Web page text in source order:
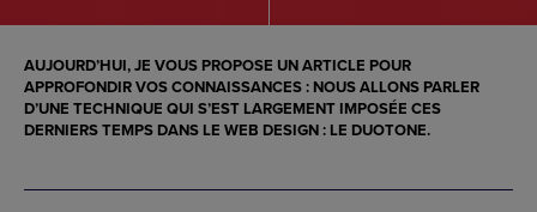
AUJOURD’HUI, JE VOUS PROPOSE UN ARTICLE POUR
APPROFONDIR VOS CONNAISSANCES : NOUS ALLONS PARLER
D’UNE TECHNIQUE QUI S’EST LARGEMENT IMPOSÉE CES
DERNIERS TEMPS DANS LE WEB DESIGN: LE DUOTONE.